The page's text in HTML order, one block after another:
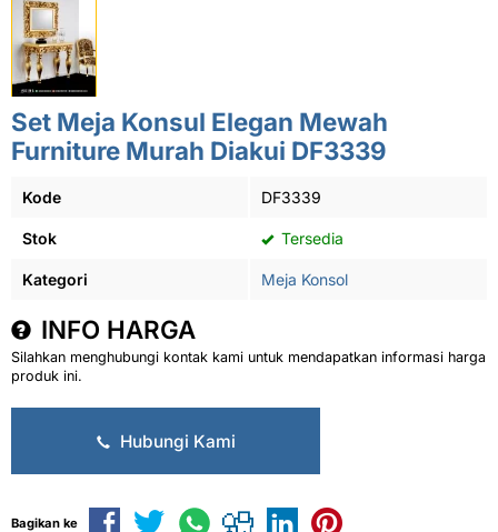
Set Meja Konsul Elegan Mewah
Furniture Murah Diakui DF3339
Kode DF3339
Stok Tersedia
Kategori Meja Konsol
INFO HARGA
Silahkan menghubungi kontak kami untuk mendapatkan informasi harga
produk ini.
Hubungi Kami
Bagikan ke